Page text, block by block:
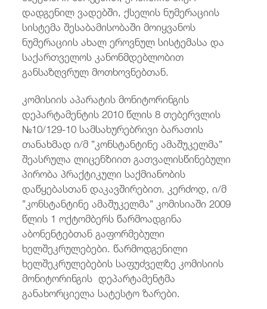
დადგენილ ვადებში, ქსელის ნუმერაციის
სისტემა შესაბამისობაში მოიყვანოს
ნუმერაციის ახალ ეროვნულ სისტემასა და
საქართველოს კანონმდებლობით
განსაზღვრულ მოთხოვნებთან.
კომისიის აპარატის მონიტორინგის
დეპარტამენტის 2010 წლის 8 თებერვლის
№10/129-10 სამსახურებრივი ბარათის
თანახმად ი/მ ”კონსტანტინე ამაშუკელმა”
შეასრულა ლიცენზიით გათვალისწინებული
პირობა პრაქტიკული საქმიანობის
დაწყებასთან დაკავშირებით. კერძოდ, ი/მ
”კონსტანტინე ამაშუკელმა” კომისიაში 2009
წლის 1 ოქტომბერს წარმოადგინა
აბონენტებთან გაფორმებული
ხელშეკრულებები. წარმოდგენილი
ხელშეკრულებების საფუძველზე კომისიის
მონიტორინგის დეპარტამენტმა
განახორციელა სატესტო ზარები.